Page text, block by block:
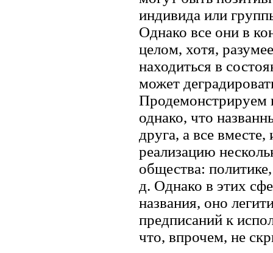
индивида или
Однако все они в
целом, хотя,
находиться в
может
Продемонстрируем
однако, что
друга, а все вместе,
реализацию
общества:
д. Однако в этих
названия, оно
предписаний к
что, впрочем, не